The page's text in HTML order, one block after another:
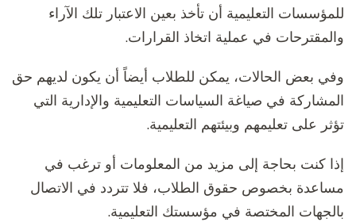
للمؤسسات التعليمية أن تأخذ بعين الاعتبار تلك الآراء
والمقترحات في عملية اتخاذ القرارات.
وفي بعض الحالات، يمكن للطلاب أيضاً أن يكون لديهم حق
المشاركة في صياغة السياسات التعليمية والإدارية التي
تؤثر على تعليمهم وبيئتهم التعليمية.
إذا كنت بحاجة إلى مزيد من المعلومات أو ترغب في
مساعدة بخصوص حقوق الطلاب، فلا تتردد في الاتصال
بالجهات المختصة في مؤسستك التعليمية.